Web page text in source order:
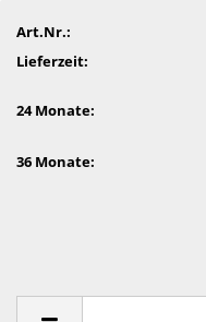
Art.Nr.:
Lieferzeit:
24 Monate:
36 Monate: